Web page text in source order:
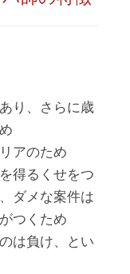
り、さらに歳
アのため
得るくせをつ
ダメな案件は
つくため
は負け、とい